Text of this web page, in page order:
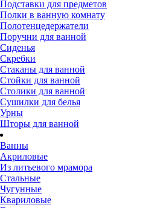
Подставки для предметов
Полки в ванную комнату
Полотенцедержатели
Поручни для ванной
Сиденья
Скребки
Стаканы для ванной
Стойки для ванной
Столики для ванной
Сушилки для белья
Урны
Шторы для ванной
Ванны
Акриловые
Из литьевого мрамора
Стальные
Чугунные
Квариловые